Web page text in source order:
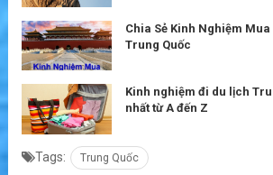
Chia Sẻ Kinh Nghiệm
Trung Quốc
Kinh nghiệm đi du lịch
nhất từ A đến Z
Tags: Trung Quốc